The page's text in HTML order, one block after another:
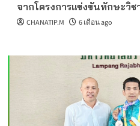
จากโครงการแข่งขันทักษะวิช
CHANATIP.M 6 เดือน ago